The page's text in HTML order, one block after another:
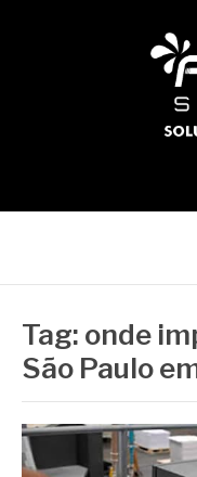
Tag: onde
São Paulo